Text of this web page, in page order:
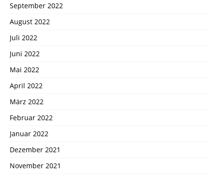
September 2022
August 2022
Juli 2022
Juni 2022
Mai 2022
April 2022
März 2022
Februar 2022
Januar 2022
Dezember 2021
November 2021